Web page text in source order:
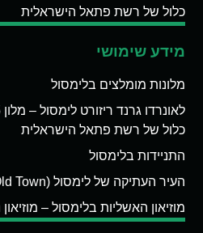
כלול של רשת פתאל הישראלית
מידע שימושי
מלונות מומלצים בלימסול
כלול של רשת פתאל הישראלית
התניידות בלימסול
העיר העתיקה של לימסול (Limassol Old Town)
מוזיאון האשליות בלימסול –